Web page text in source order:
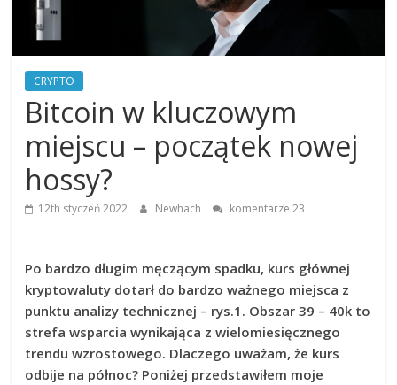
Analizy
Finansowe
rynku
giełdowego,
walut,
wykresy
forum.
Analizy
w
oparciu
o
teorię
Carolana.
CRYPTO
Bitcoin w kluczowym
miejscu – początek nowej
hossy?
12th styczeń 2022 Newhach komentarze 23
Po bardzo długim męczącym spadku, kurs głównej
kryptowaluty dotarł do bardzo ważnego miejsca z
punktu analizy technicznej – rys.1. Obszar 39 – 40k to
strefa wsparcia wynikająca z wielomiesięcznego
trendu wzrostowego. Dlaczego uważam, że kurs
odbije na północ? Poniżej przedstawiłem moje